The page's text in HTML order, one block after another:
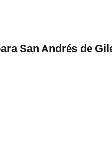
San Andrés de